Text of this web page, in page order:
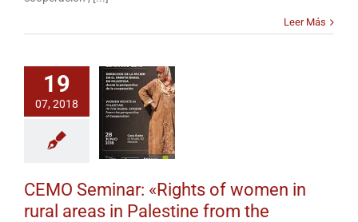
Leer Más
19
07, 2018
CEMO Seminar: «Rights of women in
rural areas in Palestine from the